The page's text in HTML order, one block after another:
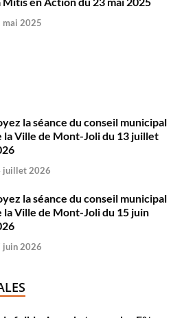
mai 2025
la séance du conseil municipal
la Ville de Mont-Joli du 13 juillet
juillet 2026
la séance du conseil municipal
la Ville de Mont-Joli du 15 juin
juin 2026